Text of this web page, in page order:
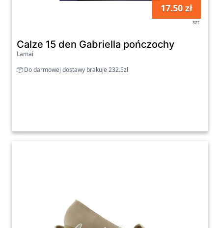
17.50 zł
szt
Calze 15 den Gabriella pończochy
Lamai
Do darmowej dostawy brakuje 232.5zł